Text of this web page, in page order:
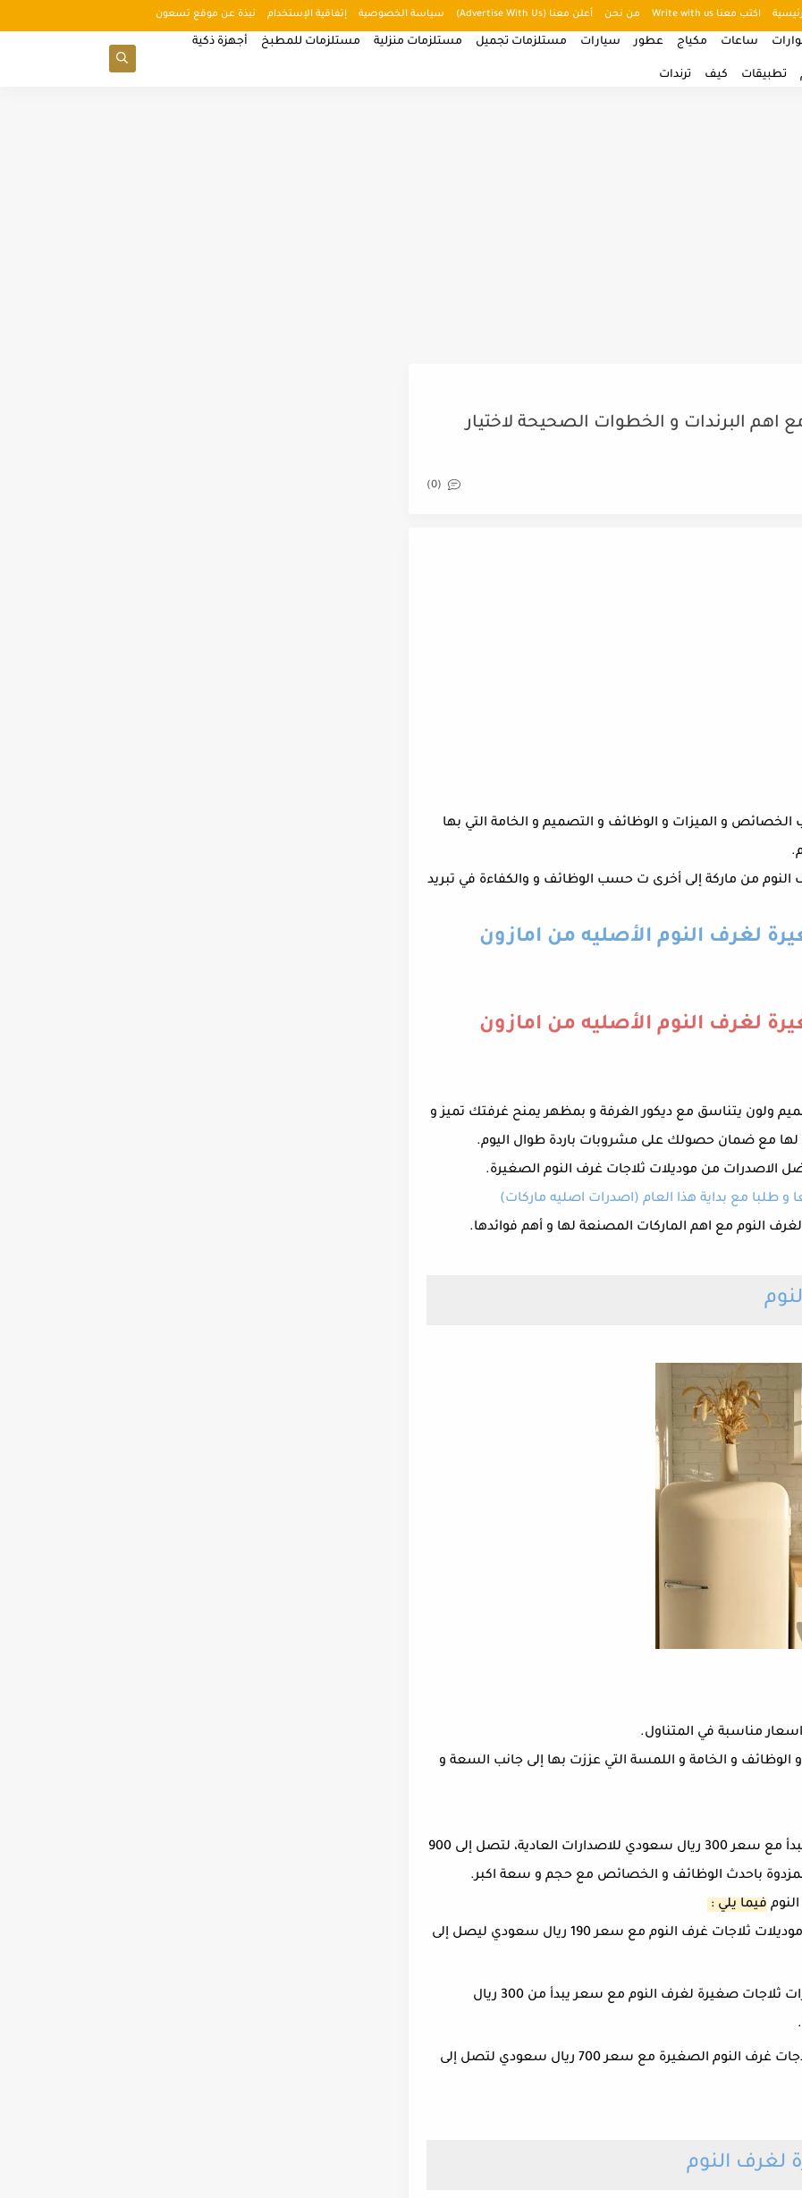
اكتب معنا Write with us من نحن أعلن معنا (Advertise With Us) سياسة الخصوصية إتفاقية الإستخدام
نبذة عن موقع تسعون
ساعات مكياج عطور سيارات مستلزمات تجميل مستلزمات منزلية مستلزمات للمطبخ أجهزة ذكية
تطبيقات كيف ترندات
اهم البرندات و الخطوات الصحيحة لاختيار
(0)
و الميزات و الوظائف و التصميم و الخامة التي بها
من ماركة إلى أخرى ت حسب الوظائف و والكفاءة في تبريد
لغرف النوم الأصليه من امازون
لغرف النوم الأصليه من امازون
ولون يتناسق مع ديكور الغرفة و بمظهر يمنح غرفتك تميز و
لها مع ضمان حصولك على مشروبات باردة طوال اليوم.
الاصدرات من موديلات ثلاجات غرف النوم الصغيرة.
و طلبا مع بداية هذا العام (اصدرات اصليه ماركات)
النوم مع اهم الماركات المصنعة لها و أهم فوائدها.
مناسبة في المتناول.
و الخامة و اللمسة التي عززت بها إلى جانب السعة و
فإن اسعار ثلاجات صغيرة لغرف النوم عادة ما تبدأ مع سعر 300 ريال سعودي للاصدارات العادية، لتصل إلى 900
باحدث الوظائف و الخصائص مع حجم و سعة اكبر.
فيما يلي :
الفئة المخفضة : تبدأ اسعار هذه الفئة من موديلات ثلاجات غرف النوم مع سعر 190 ريال سعودي ليصل إلى
الفئة المتوسطة : تلوح هذه الفئة من اصدرات ثلاجات صغيرة لغرف النوم مع سعر يبدأ من 300 ريال
الفئة العليا : تبرز هذه الفئة من موديلات ثلاجات غرف النوم الصغيرة مع سعر 700 ريال سعودي لتصل إلى
لغرف النوم